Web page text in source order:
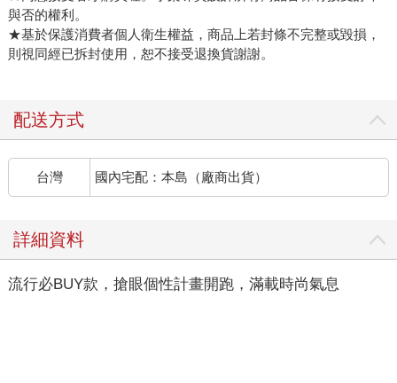
與否的權利。
★基於保護消費者個人衛生權益，商品上若封條不完整或毀損，
則視同經已拆封使用，恕不接受退換貨謝謝。
配送方式
台灣 國內宅配：本島（廠商出貨）
詳細資料
流行必BUY款，搶眼個性計畫開跑，滿載時尚氣息